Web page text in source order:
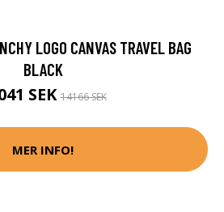
LOGO CANVAS TRAVEL BAG
BLACK
SEK14166 SEK
MER INFO!